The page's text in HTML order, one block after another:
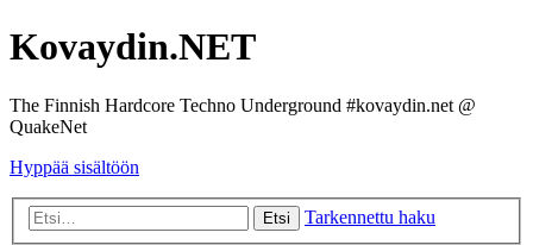
Kovaydin.NET
The Finnish Hardcore Techno Underground #kovaydin.net @
QuakeNet
Hyppää sisältöön
Etsi Tarkennettu haku